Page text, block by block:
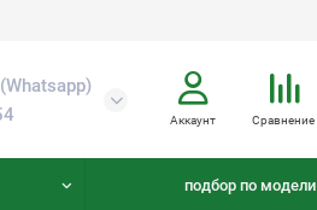
Аккаунт Сравнение
подбор по модели